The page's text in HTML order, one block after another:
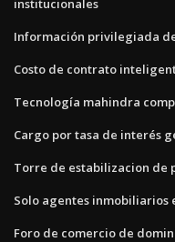
institucionales
Información privilegiada
Costo de contrato
Tecnología mahindra
Cargo por tasa de interés
Torre de estabilizacion de
Solo agentes inmobiliarios
Foro de comercio de